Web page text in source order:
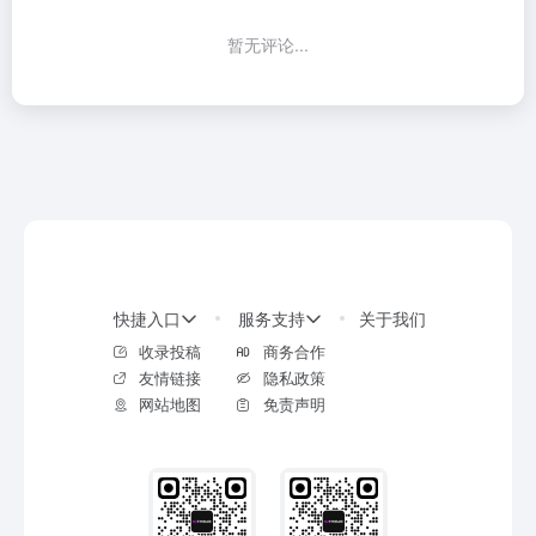
暂无评论...
快捷入口
收录投稿
友情链接
网站地图
服务支持
商务合作
隐私政策
免责声明
关于我们